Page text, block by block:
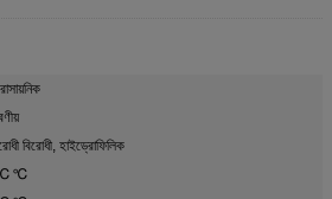
বিরোধী, হাইড্রোফিলিক
℃ ℃